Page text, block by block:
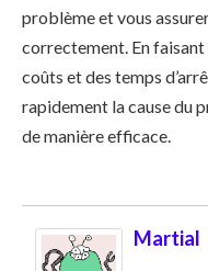
problème et vous
correctement. En
coûts et des temps
rapidement la cause du
de manière efficace.
Martial